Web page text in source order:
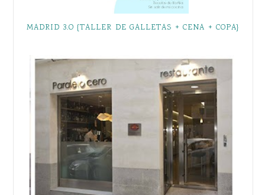
MADRID 3.O {TALLER DE GALLETAS + CENA + COPA}